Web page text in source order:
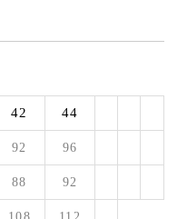
42 44
92 96
88 92